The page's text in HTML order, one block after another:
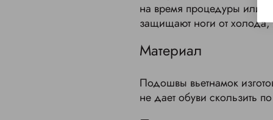
на время процедуры или
защищают ноги от холода,
Материал
Подошвы вьетнамок
не дает обуви скользить